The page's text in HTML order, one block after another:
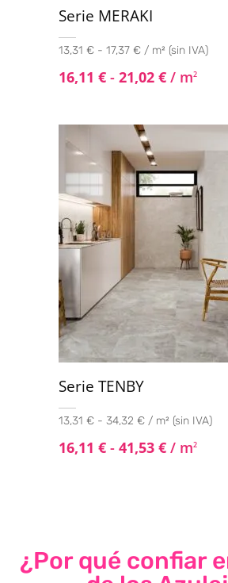
Serie MERAKI
13,31 € - 17,37 € / m² (sin IVA)
16,11 € - 21,02 € / m2
Serie TENBY
13,31 € - 34,32 € / m² (sin IVA)
16,11 € - 41,53 € / m2
¿Por qué confiar